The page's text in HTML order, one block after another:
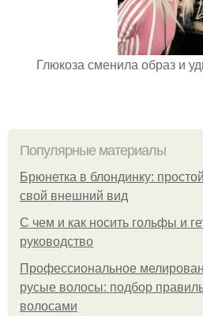
Глюкоза сменила образ и
Популярные материалы
Брюнетка в блондинку:
свой внешний вид
С чем и как носить гольфы и
руководство
Профессиональное
русые волосы: подбор
волосами